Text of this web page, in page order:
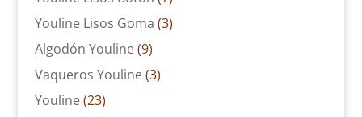
Youline Lisos Goma (3)
Algodón Youline (9)
Vaqueros Youline (3)
Youline (23)